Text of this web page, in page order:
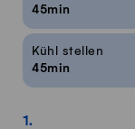
45min
Kühl stellen
45min